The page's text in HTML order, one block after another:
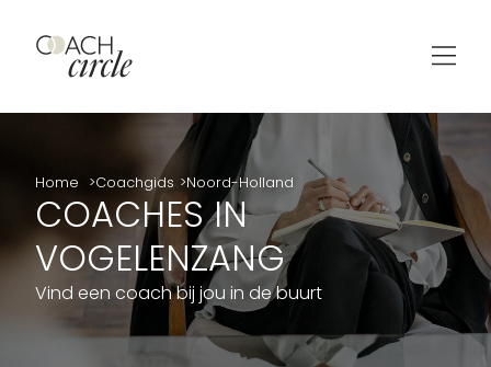
Home Coachgids Noord-Holland
COACHES IN
VOGELENZANG
Vind een coach bij jou in de buurt